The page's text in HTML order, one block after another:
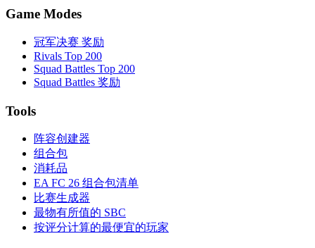
Game Modes
冠军决赛 奖励
Rivals Top 200
Squad Battles Top 200
Squad Battles 奖励
Tools
阵容创建器
组合包
消耗品
EA FC 26 组合包清单
比赛生成器
最物有所值的 SBC
按评分计算的最便宜的玩家